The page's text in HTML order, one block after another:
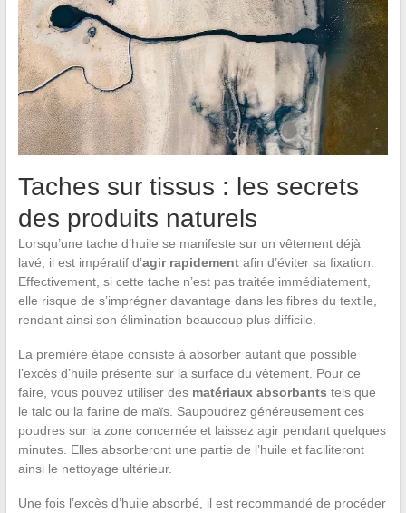
Taches sur tissus : les secrets
des produits naturels
Lorsqu’une tache d’huile se manifeste sur un vêtement déjà
lavé, il est impératif d’agir rapidementafin d’éviter sa fixation.
Effectivement, si cette tache n’est pas traitée immédiatement,
elle risque de s’imprégner davantage dans les fibres du textile,
rendant ainsi son élimination beaucoup plus difficile.
La première étape consiste à absorber autant que possible
l’excès d’huile présente sur la surface du vêtement. Pour ce
faire, vous pouvez utiliser des matériaux absorbants tels que
le talc ou la farine de maïs. Saupoudrez généreusement ces
poudres sur la zone concernée et laissez agir pendant quelques
minutes. Elles absorberont une partie de l’huile et faciliteront
ainsi le nettoyage ultérieur.
Une fois l’excès d’huile absorbé, il est recommandé de procéder